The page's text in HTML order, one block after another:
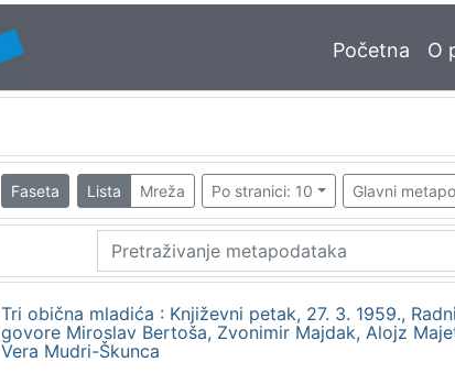
Početna O
Faseta Lista Mreža Po stranici: 10 Glavni
Tri obična mladića : Književni petak, 27. 3. 1959.,
govore Miroslav Bertoša, Zvonimir Majdak, Alojz
Vera Mudri-Škunca